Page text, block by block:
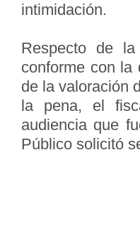
intimidación.
Respecto de
conforme con la
de la valoración
la pena, el
audiencia que
Público solicitó